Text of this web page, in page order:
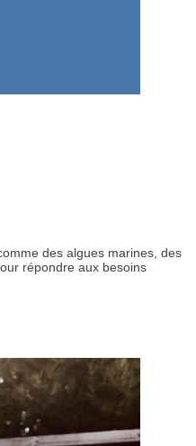
des algues marines, des
répondre aux besoins